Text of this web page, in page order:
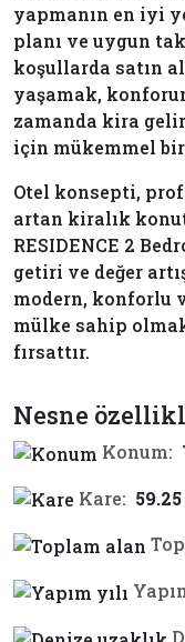
yapmanın en iyi
planı ve uygun
koşullarda satın
yaşamak,
zamanda kira
için mükemmel
Otel konsepti,
artan kiralık
RESIDENCE 2
getiri ve değer
modern, konforlu
mülke sahip
fırsattır.
Nesne
Konum:
Kare: